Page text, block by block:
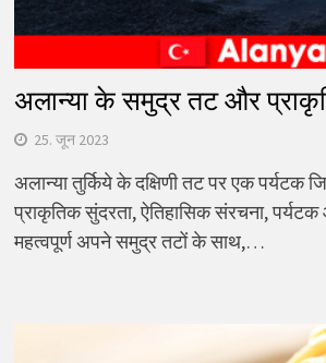
अलान्या के समुद्र तट और
25. जून 2023
अलान्या तुर्किये के दक्षिणी तट पर एक पर्यटक
प्राकृतिक सुंदरता, ऐतिहासिक संरचना,
महत्वपूर्ण अपने समुद्र तटों के साथ,…